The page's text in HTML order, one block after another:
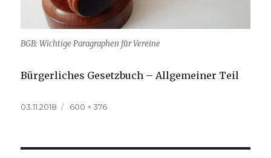
BGB: Wichtige Paragraphen für Vereine
Bürgerliches Gesetzbuch – Allgemeiner Teil
Veröffentlicht
03.11.2018
Volle
600 × 376